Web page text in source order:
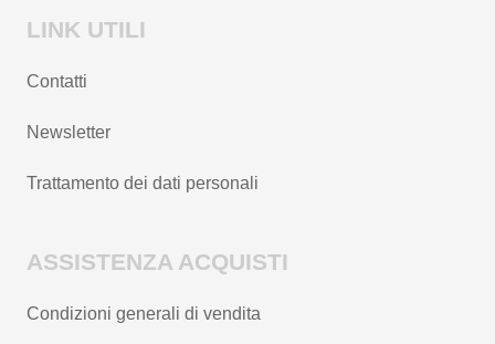
LINK UTILI
Contatti
Newsletter
Trattamento dei dati personali
ASSISTENZA ACQUISTI
Condizioni generali di vendita